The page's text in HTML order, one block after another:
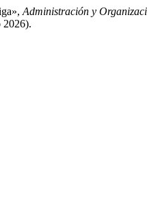
Administración y
2026).